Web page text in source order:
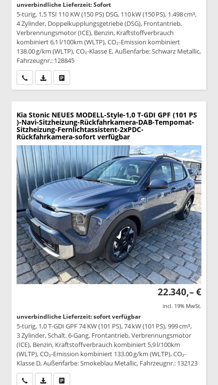
unverbindliche Lieferzeit: Sofort
5-türig, 1,5 TSI 110 KW (150 PS) DSG, 110 kW (150 PS), 1.498 cm³,
4 Zylinder, Doppelkupplungsgetriebe (DSG), Frontantrieb,
Verbrennungsmotor (ICE), Benzin, Kraftstoffverbrauch
kombiniert 6,1 l/100km (WLTP), CO₂-Emission kombiniert
138.00 g/km (WLTP), CO₂-Klasse E, Außenfarbe: Schwarz Metallic,
Fahrzeugnr.: 128845
Wir rufen Sie anPDF-Datei, Fahrzeugexposé drucken
Kia Stonic NEUES MODELL-Style-1,0 T-GDI GPF (101 PS
)-Navi-Sitzheizung-Rückfahrkamera-DAB-Tempomat-
Sitzheizung-Fernlichtassistent-2xPDC-
Rückfahrkamera-sofort verfügbar
22.340,– €
incl. 19% MwSt.
unverbindliche Lieferzeit: sofort verfügbar
5-türig, 1,0 T-GDI GPF 74 KW (101 PS), 74 kW (101 PS), 999 cm³,
3 Zylinder, Schalt. 6-Gang, Frontantrieb, Verbrennungsmotor
(ICE), Benzin, Kraftstoffverbrauch kombiniert 5,9 l/100km
(WLTP), CO₂-Emission kombiniert 133.00 g/km (WLTP), CO₂-
Klasse D, Außenfarbe: Smokeblau Metallic, Fahrzeugnr.: 132123
Wir rufen Sie anPDF-Datei, Fahrzeugexposé drucken